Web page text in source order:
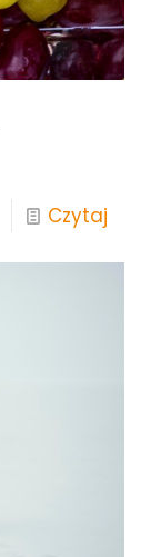
Czytaj